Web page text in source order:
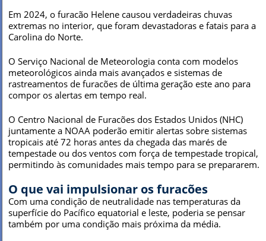
Em 2024, o furacão Helene causou verdadeiras chuvas
extremas no interior, que foram devastadoras e fatais para a
Carolina do Norte.
O Serviço Nacional de Meteorologia conta com modelos
meteorológicos ainda mais avançados e sistemas de
rastreamentos de furacões de última geração este ano para
compor os alertas em tempo real.
O Centro Nacional de Furacões dos Estados Unidos (NHC)
juntamente a NOAA poderão emitir alertas sobre sistemas
tropicais até 72 horas antes da chegada das marés de
tempestade ou dos ventos com força de tempestade tropical,
permitindo às comunidades mais tempo para se prepararem.
O que vai impulsionar os furacões
Com uma condição de neutralidade nas temperaturas da
superfície do Pacífico equatorial e leste, poderia se pensar
também por uma condição mais próxima da média.